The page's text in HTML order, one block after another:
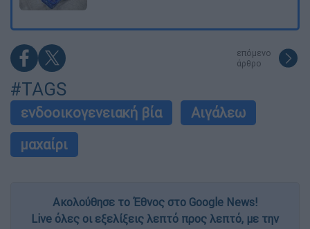
επόμενο
άρθρο
#TAGS
ενδοοικογενειακή βία
Αιγάλεω
μαχαίρι
Ακολούθησε το Έθνος στο Google News!
Live όλες οι εξελίξεις λεπτό προς λεπτό, με την